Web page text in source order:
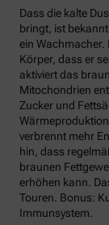
Dass die kalte
bringt, ist
ein Wachmacher.
Körper, dass er
aktiviert das
Mitochondrien
Zucker und
verbrennt mehr
hin, dass
braunen
erhöhen kann.
Touren. Bonus:
Immunsystem.